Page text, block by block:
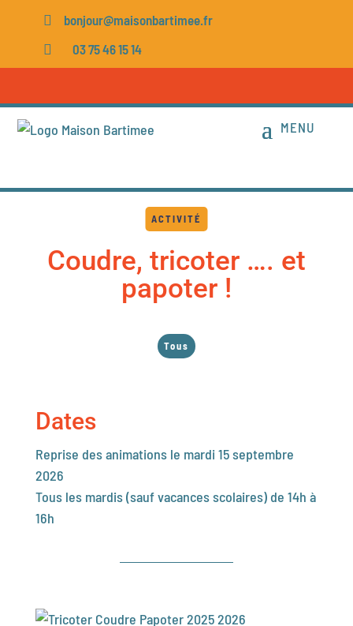

bonjour@maisonbartimee.fr

03 75 46 15 14
ACTIVITÉ
Coudre, tricoter …. et
papoter !
Tous
Dates
Reprise des animations le mardi 15 septembre
2026
Tous les mardis (sauf vacances scolaires) de 14h à
16h